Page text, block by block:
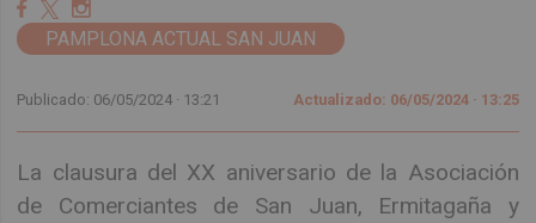
PAMPLONA ACTUAL SAN JUAN
Publicado: 06/05/2024 · 13:21 Actualizado: 06/05/2024 · 13:25
La clausura del XX aniversario de la Asociación
de Comerciantes de San Juan, Ermitagaña y